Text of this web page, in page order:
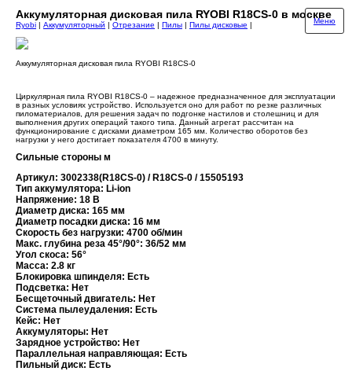
Аккумуляторная дисковая пила RYOBI R18CS-0 в москве
Меню
Ryobi | Аккумуляторный | Отрезание | Пилы | Пилы дисковые |
Аккумуляторная дисковая пила RYOBI R18CS-0
Циркулярная пила RYOBI R18CS-0 – надежное предназначенное для эксплуатации
в разных условиях устройство. Используется оно для работ по резке различных
пиломатериалов, для решения задач по подгонке настилов и столешниц и для
выполнения других операций такого типа. Данный агрегат рассчитан на
функционирование с дисками диаметром 165 мм. Количество оборотов без
нагрузки у него достигает показателя 4700 в минуту.
Cильные стороны м
Артикул: 3002338(R18CS-0) / R18CS-0 / 15505193
Тип аккумулятора: Li-ion
Напряжение: 18 В
Диаметр диска: 165 мм
Диаметр посадки диска: 16 мм
Скорость без нагрузки: 4700 об/мин
Макс. глубина реза 45°/90°: 36/52 мм
Угол скоса: 56°
Масса: 2.8 кг
Блокировка шпинделя: Есть
Подсветка: Нет
Бесщеточный двигатель: Нет
Система пылеудаления: Есть
Кейс: Нет
Аккумуляторы: Нет
Зарядное устройство: Нет
Параллельная направляющая: Есть
Пильный диск: Есть